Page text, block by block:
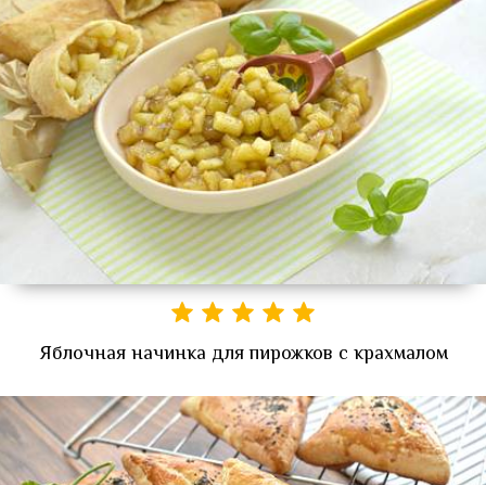
Яблочная начинка для пирожков с крахмалом